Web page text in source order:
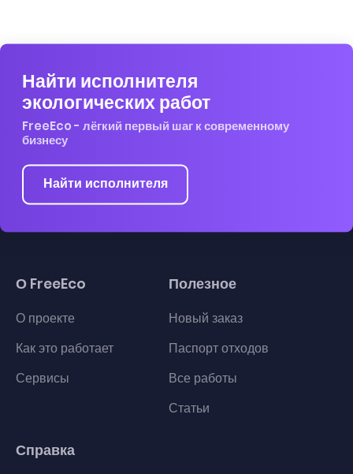
Найти исполнителя
экологических работ
FreeEco - лёгкий первый шаг к современному
бизнесу
Найти исполнителя
О FreeEco
О проекте
Как это работает
Сервисы
Полезное
Новый заказ
Паспорт отходов
Все работы
Статьи
Справка